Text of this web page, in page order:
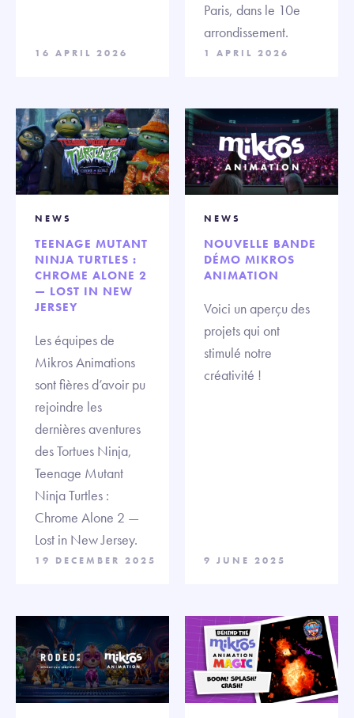
16 APRIL 2026
Paris, dans le 10e
arrondissement.
1 APRIL 2026
NEWS
TEENAGE MUTANT
NINJA TURTLES :
CHROME ALONE 2
— LOST IN NEW
JERSEY
Les équipes de
Mikros Animations
sont fières d’avoir pu
rejoindre les
dernières aventures
des Tortues Ninja,
Teenage Mutant
Ninja Turtles :
Chrome Alone 2 —
Lost in New Jersey.
19 DECEMBER 2025
NEWS
NOUVELLE BANDE
DÉMO MIKROS
ANIMATION
Voici un aperçu des
projets qui ont
stimulé notre
créativité !
9 JUNE 2025